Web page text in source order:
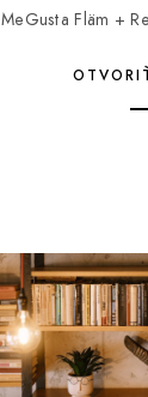
MeGusta Fläm +